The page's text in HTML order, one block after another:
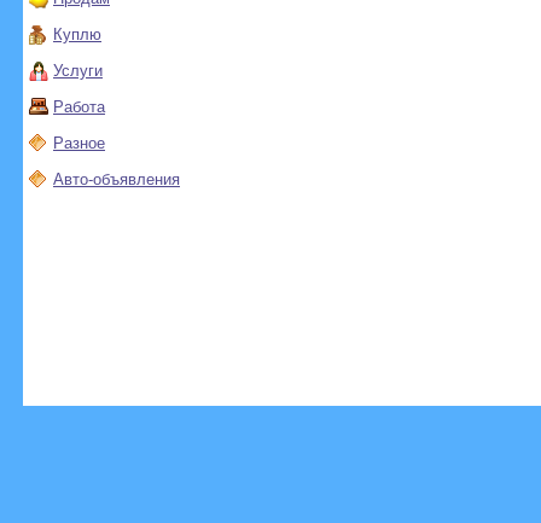
Куплю
Услуги
Работа
Разное
Авто-объявления